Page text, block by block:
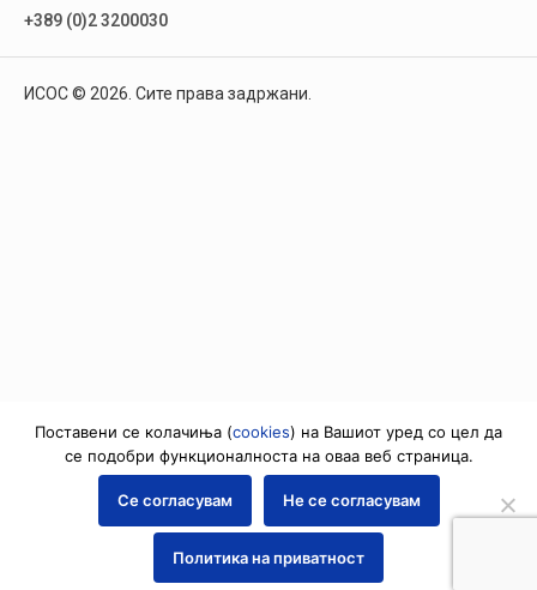
+389 (0)2 3200030
ИСОС © 2026. Сите права задржани.
Поставени се колачиња (cookies) на Вашиот уред со цел да
се подобри функционалноста на оваа веб страница.
Се согласувам Не се согласувам
Политика на приватност